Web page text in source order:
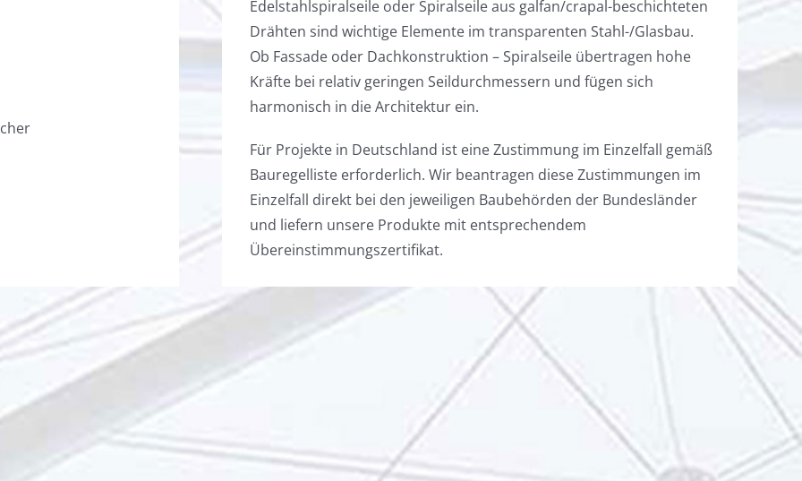
Edelstahlspiralseile oder Spiralseile aus galfan/crapal-beschichteten
Drähten sind wichtige Elemente im transparenten Stahl-/Glasbau.
Ob Fassade oder Dachkonstruktion – Spiralseile übertragen hohe
Kräfte bei relativ geringen Seildurchmessern und fügen sich
harmonisch in die Architektur ein.
Für Projekte in Deutschland ist eine Zustimmung im Einzelfall gemäß
Bauregelliste erforderlich. Wir beantragen diese Zustimmungen im
Einzelfall direkt bei den jeweiligen Baubehörden der Bundesländer
und liefern unsere Produkte mit entsprechendem
Übereinstimmungszertifikat.